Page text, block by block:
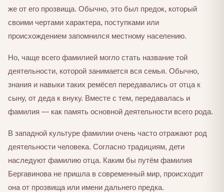
же от его прозвища. Обычно, это был предок, который
своими чертами характера, поступками или
происхождением запомнился местному населению.
Но, чаще всего фамилией могло стать название той
деятельности, которой занимается вся семья. Обычно,
знания и навыки таких ремёсел передавались от отца к
сыну, от деда к внуку. Вместе с тем, передавалась и
фамилия — как память основной деятельности всего рода.
В западной культуре фамилии очень часто отражают род
деятельности человека. Согласно традициям, дети
наследуют фамилию отца. Каким бы путём фамилия
Бергавинова не пришла в современный мир, происходит
она от прозвища или имени дальнего предка.